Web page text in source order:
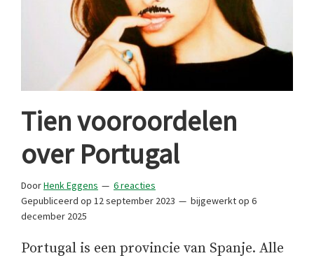
Tien vooroordelen
over Portugal
DoorHenk Eggens
6 reacties
Gepubliceerd op 12 september 2023 bijgewerkt op 6
december 2025
Portugal is een provincie van Spanje. Alle